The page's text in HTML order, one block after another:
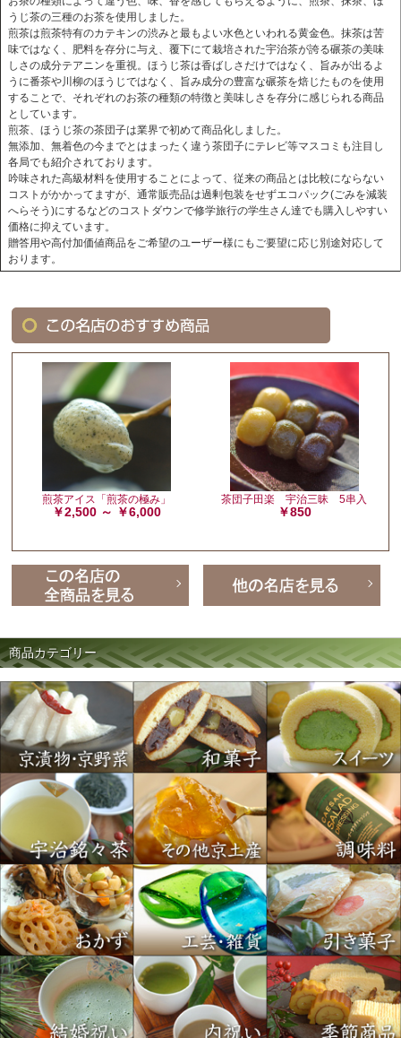
うじ茶の三種のお茶を使用しました。
煎茶は煎茶特有のカテキンの渋みと最もよい水色といわれる黄金色。抹茶は苦
味ではなく、肥料を存分に与え、覆下にて栽培された宇治茶が誇る碾茶の美味
しさの成分テアニンを重視。ほうじ茶は香ばしさだけではなく、旨みが出るよ
うに番茶や川柳のほうじではなく、旨み成分の豊富な碾茶を焙じたものを使用
することで、それぞれのお茶の種類の特徴と美味しさを存分に感じられる商品
としています。
煎茶、ほうじ茶の茶団子は業界で初めて商品化しました。
無添加、無着色の今までとはまったく違う茶団子にテレビ等マスコミも注目し
各局でも紹介されております。
吟味された高級材料を使用することによって、従来の商品とは比較にならない
コストがかかってますが、通常販売品は過剰包装をせずエコパック(ごみを減装
へらそう)にするなどのコストダウンで修学旅行の学生さん達でも購入しやすい
価格に抑えています。
贈答用や高付加価値商品をご希望のユーザー様にもご要望に応じ別途対応して
おります。
煎茶アイス「煎茶の極み」
￥2,500 ～ ￥6,000
茶団子田楽 宇治三昧 5串入
￥850
商品カテゴリー